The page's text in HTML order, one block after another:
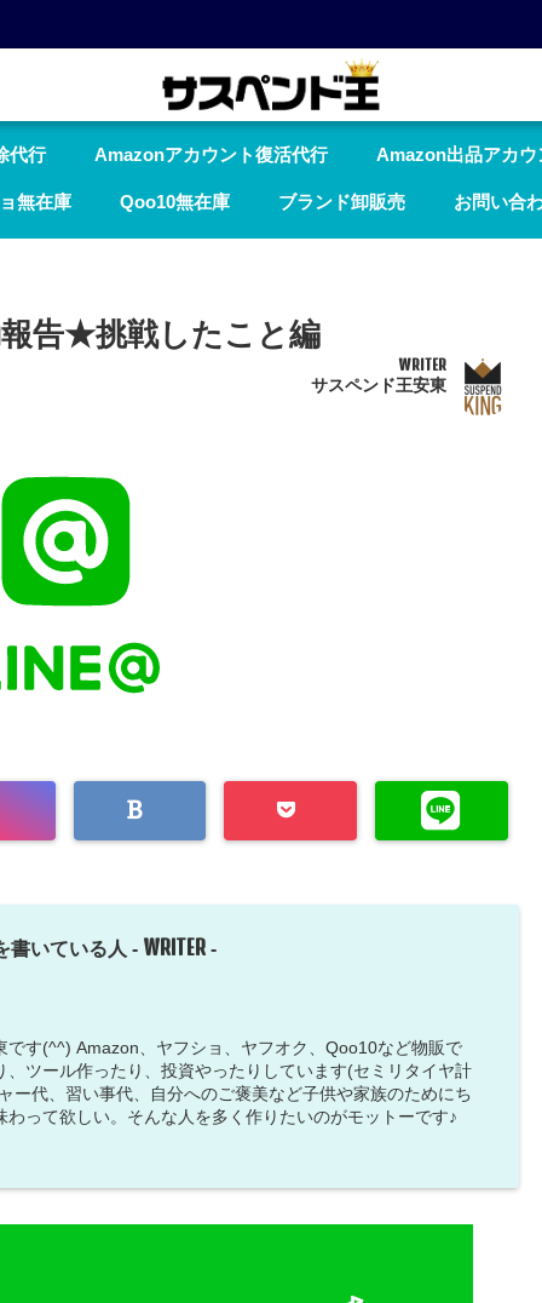
代行 Amazonアカウント復活代行 Amazon出品アカウ
無在庫 Qoo10無在庫 ブランド卸販売 お問い合
告★挑戦したこと編
WRITER
サスペンド王安東
書いている人 - WRITER -
です(^^) Amazon、ヤフショ、ヤフオク、Qoo10など物販で
、ツール作ったり、投資やったりしています(セミリタイヤ計
ー代、習い事代、自分へのご褒美など子供や家族のためにち
わって欲しい。そんな人を多く作りたいのがモットーです♪